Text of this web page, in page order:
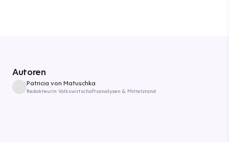
Autoren
Patricia von Matuschka
Redakteurin Volkswirtschaftsanalysen & Mittelstand